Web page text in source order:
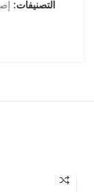
التصنيفات: